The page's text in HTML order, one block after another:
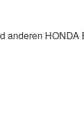
anderen HONDA